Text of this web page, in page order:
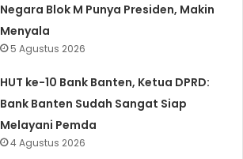
Negara Blok M Punya Presiden, Makin
Menyala
5 Agustus 2026
HUT ke-10 Bank Banten, Ketua DPRD:
Bank Banten Sudah Sangat Siap
Melayani Pemda
4 Agustus 2026